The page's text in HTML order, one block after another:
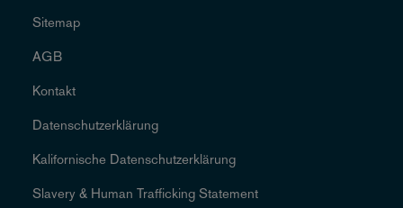
Sitemap
AGB
Kontakt
Datenschutzerklärung
Kalifornische Datenschutzerklärung
Slavery & Human Trafficking Statement